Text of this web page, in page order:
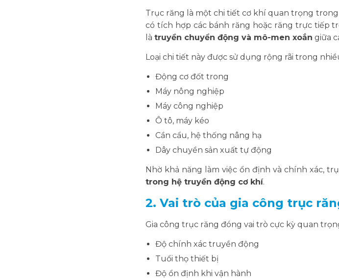
Trục răng là một chi tiết cơ khí quan trọng
có tích hợp các bánh răng hoặc răng trực tiếp
là truyền chuyển động và mô-men xoắn giữa
Loại chi tiết này được sử dụng rộng rãi trong
Động cơ đốt trong
Máy nông nghiệp
Máy công nghiệp
Ô tô, máy kéo
Cần cẩu, hệ thống nâng hạ
Dây chuyền sản xuất tự động
Nhờ khả năng làm việc ổn định và chính xác,
trong hệ truyền động cơ khí.
2. Vai trò của gia công trục
Gia công trục răng đóng vai trò cực kỳ quan
Độ chính xác truyền động
Tuổi thọ thiết bị
Độ ổn định khi vận hành